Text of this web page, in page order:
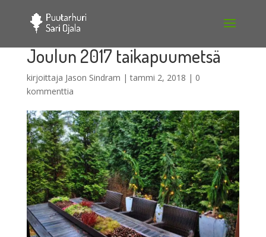
Joulun 2017 taikapuumetsä
kirjoittaja Jason Sindram |tammi 2, 2018 | 0
kommenttia